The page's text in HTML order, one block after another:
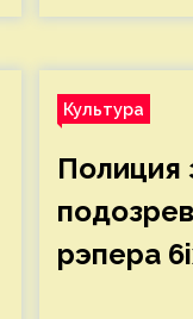
Культура
Полиция
рэпера